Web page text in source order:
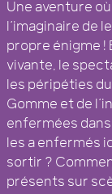
Une aventure
l’imaginaire de
propre énigme !
vivante, le
les péripéties
Gomme et de
enfermées
les a enfermés
sortir ?
présents sur